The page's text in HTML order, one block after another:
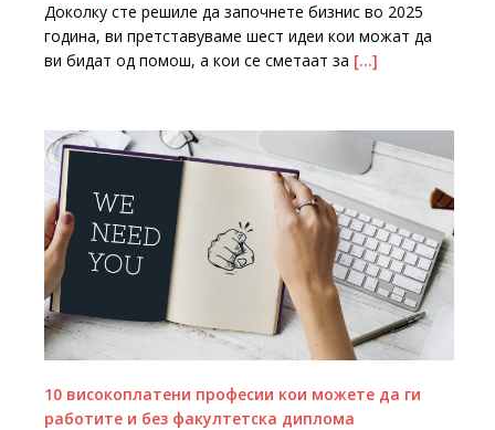
Доколку сте решиле да започнете бизнис во 2025
година, ви претставуваме шест идеи кои можат да
ви бидат од помош, а кои се сметаат за […]
10 високоплатени професии кои можете да ги
работите и без факултетска диплома